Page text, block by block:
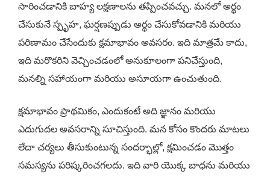
సారించడానికి బాహ్య లక్షణాలను తప్పించవచ్చు. మనలో అర్థం
చేసుకునే స్పృహ, ఘర్షణప్పుడు అర్థం చేసుకోవడానికి మరియు
పరిణామం చేసేందుకు క్షమాభావం అవసరం. ఇది మాత్రమే కాదు,
ఇది మరొకరిని వెచ్చించడంలో అనుకూలంగా పనిచేస్తుంది,
మనల్ని సహాయంగా మరియు అసూయగా ఉంచుతుంది.
క్షమాభావం ప్రాథమికం, ఎందుకంటే అది జ్ఞానం మరియు
ఎదుగుదల అవసరాన్ని సూచిస్తుంది. మన కోసం కొందరు మాటలు
లేదా చర్యలు తీసుకుంటున్న సందర్భాల్లో, క్షమించడం మొత్తం
సమస్యను పరిష్కరించగలదు. ఇది వారి యొక్క బాధను మరియు